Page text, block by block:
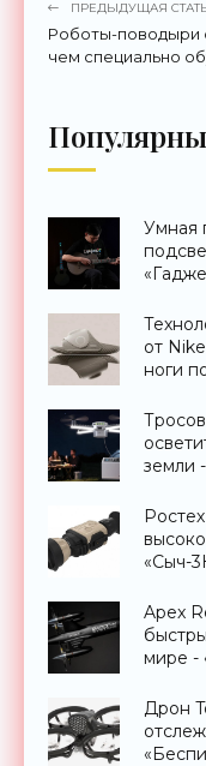
ПРЕДЫДУЩАЯ
Роботы-поводыри
чем специально
Умная
от
ноги
земли
«Сыч-
Apex
мире -
Дрон